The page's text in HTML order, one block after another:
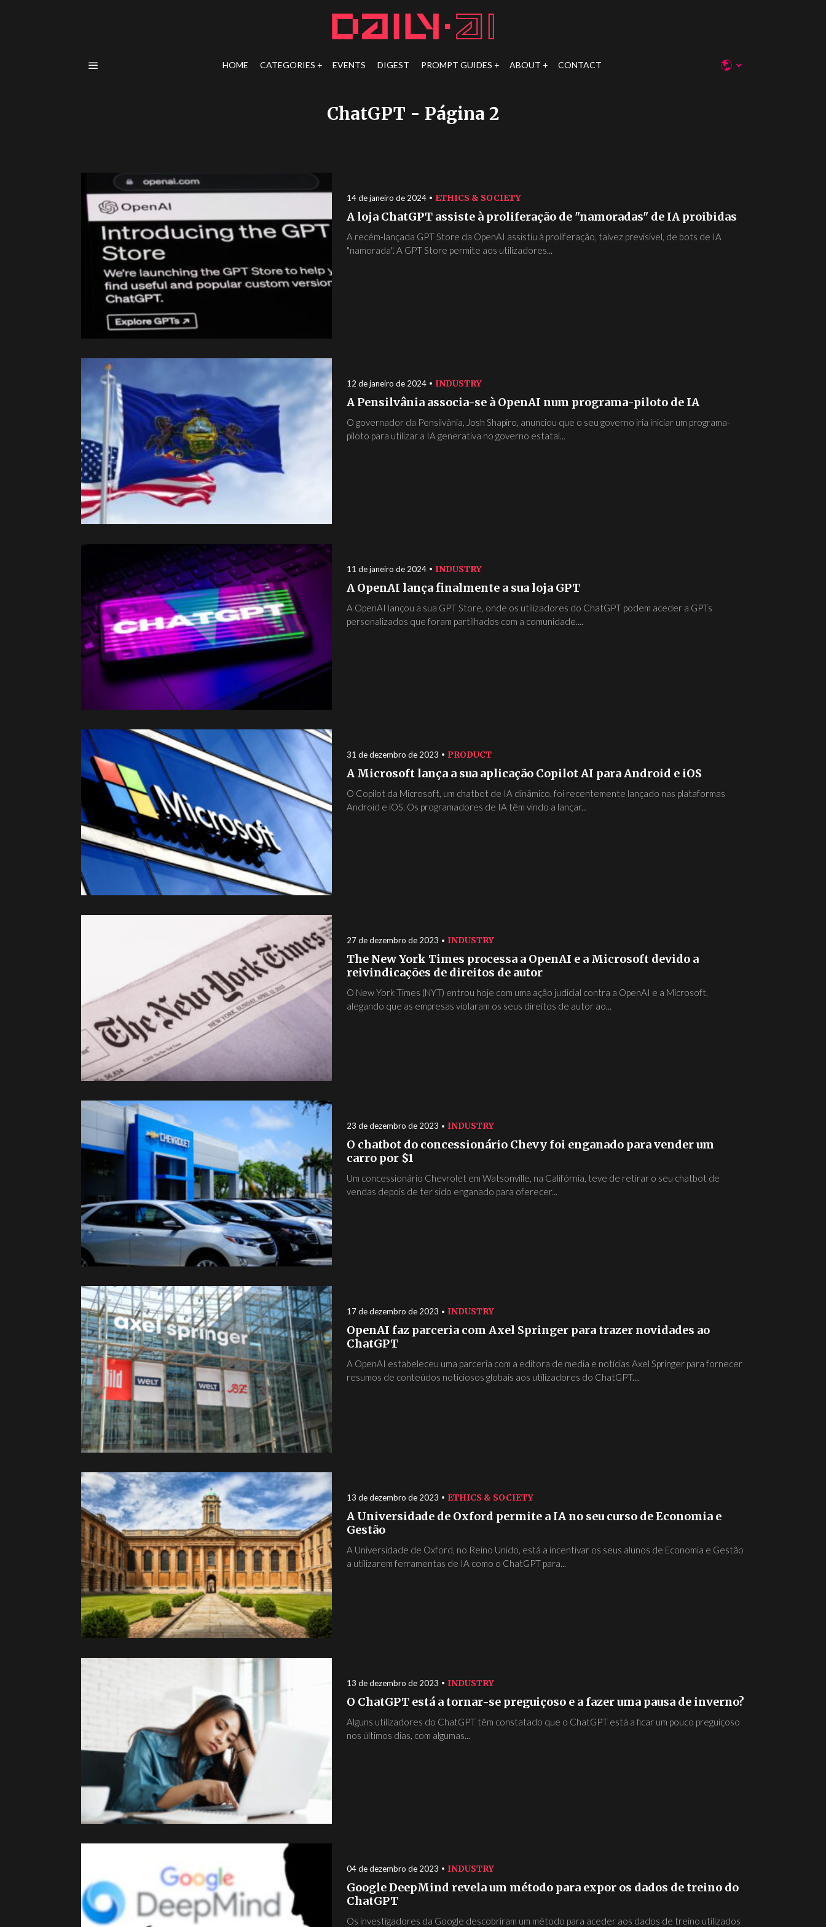
HOME CATEGORIES EVENTS DIGEST PROMPT GUIDES ABOUT CONTACT
ChatGPT - Página 2
14 de janeiro de 2024 ETHICS & SOCIETY
A loja ChatGPT assiste à proliferação de "namoradas" de IA proibidas
A recém-lançada GPT Store da OpenAI assistiu à proliferação, talvez previsível, de bots de IA
"namorada". A GPT Store permite aos utilizadores...
12 de janeiro de 2024 INDUSTRY
A Pensilvânia associa-se à OpenAI num programa-piloto de IA
O governador da Pensilvânia, Josh Shapiro, anunciou que o seu governo iria iniciar um programa-
piloto para utilizar a IA generativa no governo estatal...
11 de janeiro de 2024 INDUSTRY
A OpenAI lança finalmente a sua loja GPT
A OpenAI lançou a sua GPT Store, onde os utilizadores do ChatGPT podem aceder a GPTs
personalizados que foram partilhados com a comunidade....
31 de dezembro de 2023 PRODUCT
A Microsoft lança a sua aplicação Copilot AI para Android e iOS
O Copilot da Microsoft, um chatbot de IA dinâmico, foi recentemente lançado nas plataformas
Android e iOS. Os programadores de IA têm vindo a lançar...
27 de dezembro de 2023 INDUSTRY
The New York Times processa a OpenAI e a Microsoft devido a
reivindicações de direitos de autor
O New York Times (NYT) entrou hoje com uma ação judicial contra a OpenAI e a Microsoft,
alegando que as empresas violaram os seus direitos de autor ao...
23 de dezembro de 2023 INDUSTRY
O chatbot do concessionário Chevy foi enganado para vender um
carro por $1
Um concessionário Chevrolet em Watsonville, na Califórnia, teve de retirar o seu chatbot de
vendas depois de ter sido enganado para oferecer...
17 de dezembro de 2023 INDUSTRY
OpenAI faz parceria com Axel Springer para trazer novidades ao
ChatGPT
A OpenAI estabeleceu uma parceria com a editora de media e notícias Axel Springer para fornecer
resumos de conteúdos noticiosos globais aos utilizadores do ChatGPT....
13 de dezembro de 2023 ETHICS & SOCIETY
A Universidade de Oxford permite a IA no seu curso de Economia e
Gestão
A Universidade de Oxford, no Reino Unido, está a incentivar os seus alunos de Economia e Gestão
a utilizarem ferramentas de IA como o ChatGPT para...
13 de dezembro de 2023 INDUSTRY
O ChatGPT está a tornar-se preguiçoso e a fazer uma pausa de inverno?
Alguns utilizadores do ChatGPT têm constatado que o ChatGPT está a ficar um pouco preguiçoso
nos últimos dias, com algumas...
04 de dezembro de 2023 INDUSTRY
Google DeepMind revela um método para expor os dados de treino do
ChatGPT
Os investigadores da Google descobriram um método para aceder aos dados de treino utilizados